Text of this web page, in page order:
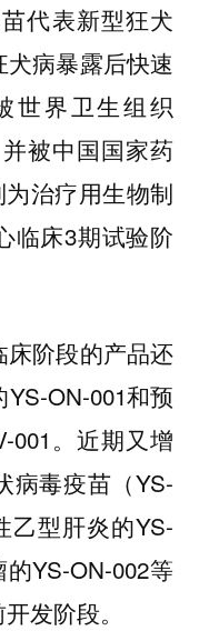
代表新型狂犬
病暴露后快速
世界卫生组织
被中国国家药
治疗用生物制
临床3期试验阶
阶段的产品还
ON-001和预
001。近期又增
病毒疫苗（YS-
乙型肝炎的YS-
YS-ON-002等
发阶段。